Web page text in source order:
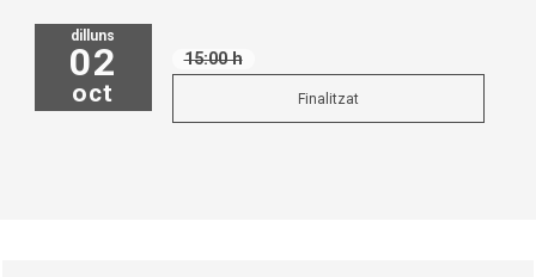
dilluns
02
oct
15:00 h
Finalitzat